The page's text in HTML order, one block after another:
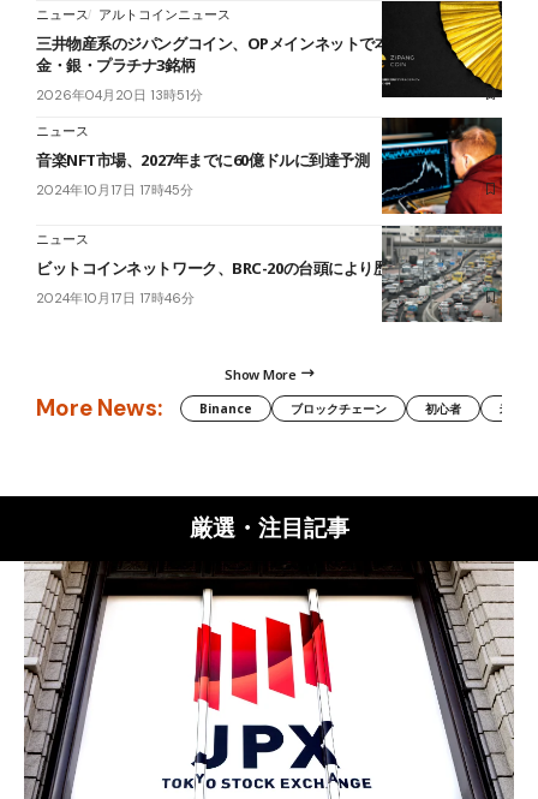
ニュース アルトコインニュース
三井物産系のジパングコイン、OPメインネットで本日取引開始──
金・銀・プラチナ3銘柄
2026年04月20日 13時51分
ニュース
音楽NFT市場、2027年までに60億ドルに到達予測
2024年10月17日 17時45分
ニュース
ビットコインネットワーク、BRC-20の台頭により歴史的混雑
2024年10月17日 17時46分
Show More
More News: Binance ブロックチェーン 初心者 米国
厳選・注目記事